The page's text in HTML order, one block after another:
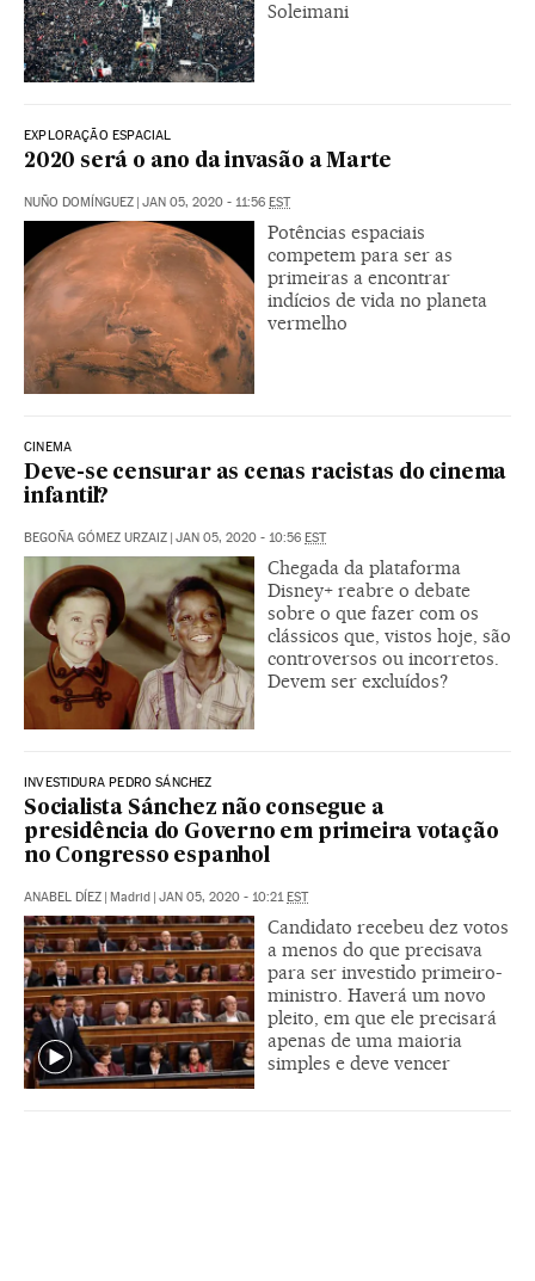
Soleimani
EXPLORAÇÃO ESPACIAL
2020 será o ano da invasão a Marte
NUÑO DOMÍNGUEZ | JAN 05, 2020 - 11:56 EST
Potências espaciais
competem para ser as
primeiras a encontrar
indícios de vida no planeta
vermelho
CINEMA
Deve-se censurar as cenas racistas do cinema
infantil?
BEGOÑA GÓMEZ URZAIZ | JAN 05, 2020 - 10:56 EST
Chegada da plataforma
Disney+ reabre o debate
sobre o que fazer com os
clássicos que, vistos hoje, são
controversos ou incorretos.
Devem ser excluídos?
INVESTIDURA PEDRO SÁNCHEZ
Socialista Sánchez não consegue a
presidência do Governo em primeira votação
no Congresso espanhol
ANABEL DÍEZ | Madrid | JAN 05, 2020 - 10:21EST
Candidato recebeu dez votos
a menos do que precisava
para ser investido primeiro-
ministro. Haverá um novo
pleito, em que ele precisará
apenas de uma maioria
simples e deve vencer